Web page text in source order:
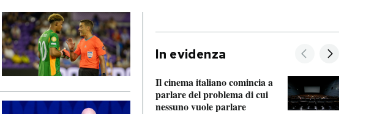
In evidenza
Il cinema italiano comincia a
parlare del problema di cui
nessuno vuole parlare